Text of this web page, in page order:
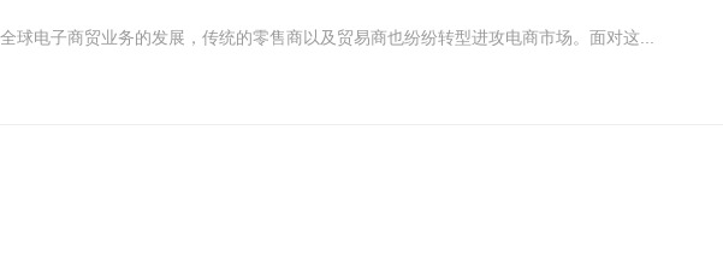
电子商贸业务的发展，传统的零售商以及贸易商也纷纷转型进攻电商市场。面对这...